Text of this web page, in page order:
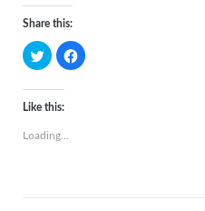
Share this:
Click
to
share
(Opens
new
window)
Click
to
Like this:
Loading...